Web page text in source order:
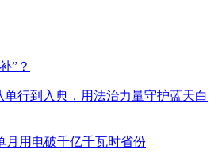
”？
行到入典，用法治力量守护蓝天白
月用电破千亿千瓦时省份